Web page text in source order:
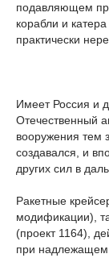
подавляющем
корабли и
практически
Имеет Россия и
Отечественный
вооружения тем
создавался, и
других сил в
Ракетные
модификации),
(проект 1164),
при надлежащем